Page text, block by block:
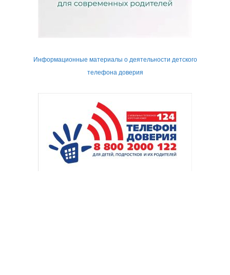
Информационные материалы о деятельности детского
телефона доверия